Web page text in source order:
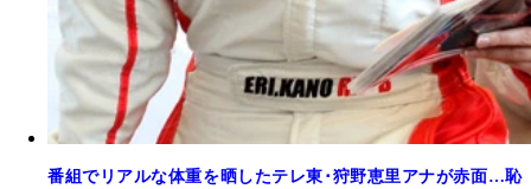
番組でリアルな体重を晒したテレ東･狩野恵里アナが赤面…恥